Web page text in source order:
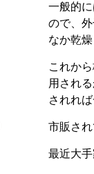
一般的
ので、
なか乾
これか
用され
されれ
市販さ
最近大